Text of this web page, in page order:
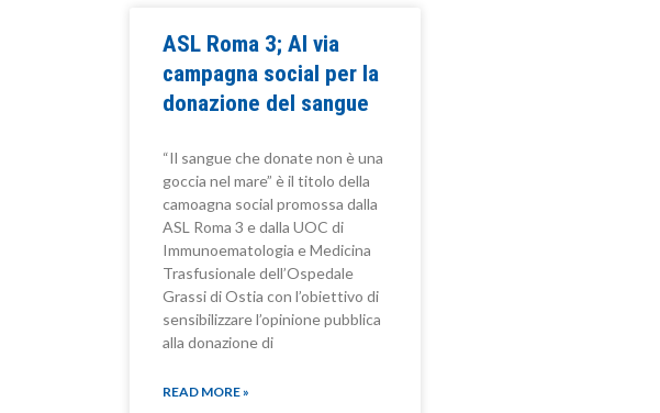
ASL Roma 3; Al via
campagna social per la
donazione del sangue
“Il sangue che donate non è una
goccia nel mare” è il titolo della
camoagna social promossa dalla
ASL Roma 3 e dalla UOC di
Immunoematologia e Medicina
Trasfusionale dell’Ospedale
Grassi di Ostia con l’obiettivo di
sensibilizzare l’opinione pubblica
alla donazione di
READ MORE »